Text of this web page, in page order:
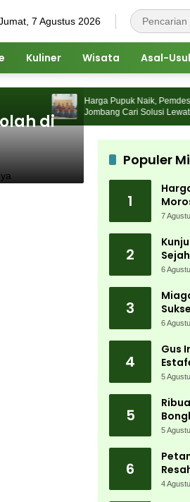
7 Agustus 2026
Kuliner Wisata Asal-Usul
Harga Pupuk Naik, Pemdes
Jombang Cari Solusi Lewat
di
Populer
1
Cari
7
2
6
3
Jadi
6
4
Gus
5
5
5
6
4